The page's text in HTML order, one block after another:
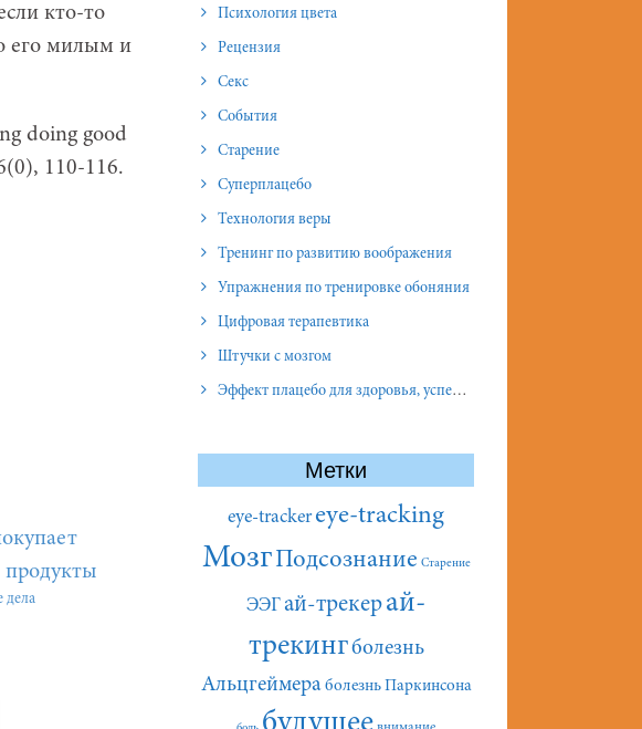
кто-то
его милым и
doing good
110-116.
дела
Психология цвета
Рецензия
Секс
События
Старение
Суперплацебо
Технология веры
Тренинг по развитию воображения
Упражнения по тренировке обоняния
Цифровая терапевтика
Штучки с мозгом
Эффект плацебо для здоровья, успеха и отношений
Метки
eye-tracker eye-tracking
МозгПодсознание Старение
ЭЭГай-трекерай-
трекингболезнь
Альцгеймера болезнь Паркинсона